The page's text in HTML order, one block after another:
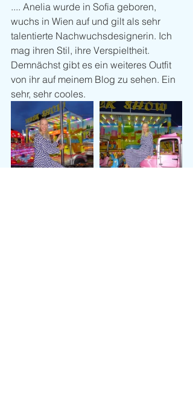
.... Anelia wurde in Sofia geboren,
wuchs in Wien auf und gilt als sehr
talentierte Nachwuchsdesignerin. Ich
mag ihren Stil, ihre Verspieltheit.
Demnächst gibt es ein weiteres Outfit
von ihr auf meinem Blog zu sehen. Ein
sehr, sehr cooles.